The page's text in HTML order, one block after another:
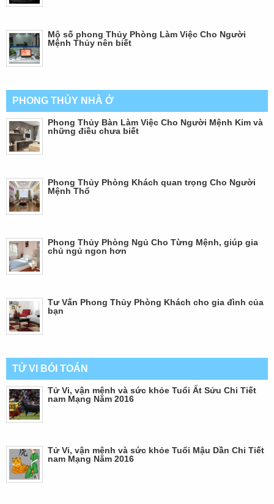
Mộ số phong Thủy Phòng Làm Việc Cho Người
Mệnh Thủy nên biết
PHONG THỦY NHÀ Ở
Phong Thủy Bàn Làm Việc Cho Người Mệnh Kim và
những điều chưa biết
Phong Thủy Phòng Khách quan trọng Cho Người
Mệnh Thổ
Phong Thủy Phòng Ngủ Cho Từng Mệnh, giúp gia
chủ ngủ ngon hơn
Tư Vấn Phong Thủy Phòng Khách cho gia đình của
bạn
TỬ VI BÓI TOÁN
Tử Vi, vận mệnh và sức khỏe Tuổi Ất Sửu Chi Tiết
nam Mạng Năm 2016
Tử Vi, vận mệnh và sức khỏe Tuổi Mậu Dần Chi Tiết
nam Mạng Năm 2016